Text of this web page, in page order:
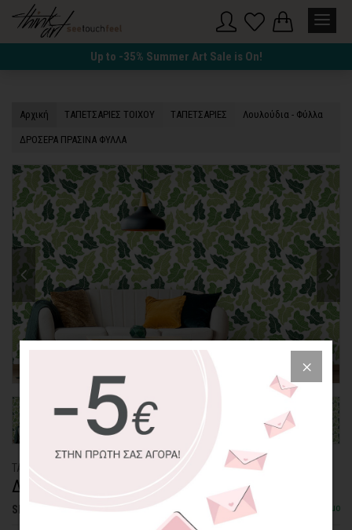
Up to -35% Summer Art Sale is On!
Αρχική TΑΠΕΤΣΑΡΙΕΣ ΤΟΙΧΟΥ TΑΠΕΤΣΑΡΙΕΣ Λουλούδια - Φύλλα
ΔΡΟΣΕΡΑ ΠΡΑΣΙΝΑ ΦΥΛΛΑ
ΤΑΠΕΤΣΑΡΙΑ PATTERN
ΔΡΟΣΕΡΑ ΠΡΑΣΙΝΑ ΦΥΛΛΑ
SKU: WLP-55 Διαθέσιμο